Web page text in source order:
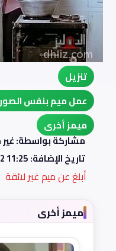
تنزيل
عمل ميم بنفس
ميمز أخرى
مشاركة بواسطة:
تاريخ الإضافة:11:25
أبلغ عن ميم غير لائقة
ميمز أخرى